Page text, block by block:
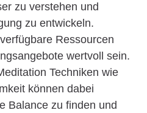
zu verstehen und
zu entwickeln.
Ressourcen
wertvoll sein.
Techniken wie
können dabei
Balance zu finden und